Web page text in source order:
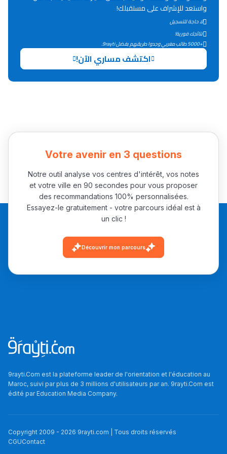
Collège au Maroc
التعليم الثانوي الإعدادي
+ de 89 Interviews/Vidéos
دليل المهن
دليل التوجيه
Ki Derti Liha
باش تقدر تساعد الناس
يلقاو التوازن من الدّاخل
واستعد للإشراف على مستقبلك!
لا حاجة للتسجيل
نتائجك فورية!
+5000 طالب مغربي وجدوا طريقهم بفضل 9rayti.
اكتشف مساري الآن!
Votre avenir en 3 questions
Notre outil analyse vos centres d'intérêt, vos notes
et votre ville en 90 secondes pour vous proposer
des recommandations 100% personnalisées.
Essayez-le gratuitement - votre parcours idéal est à
un clic !
Découvrir mon parcours
9rayti.Com est la plateforme leader de l'orientation et l'éducation au
Maroc, suivi par plus de 3 millions d'utilisateurs par an. 9rayti.Com est
édité parEducation Media Company.
Copyright 2009 - 2026 9rayti.com | Tous droits réservés
CGUContact